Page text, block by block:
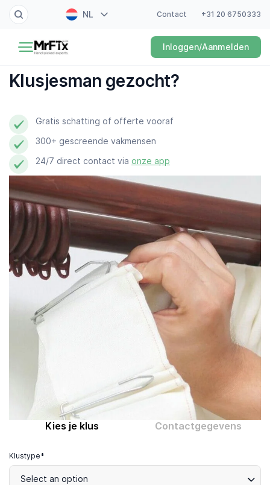
NL
ES
Contact +31 20 6750333
Inloggen/Aanmelden
Schilder
Elektricien
Loodgieter
Slotenmaker
Witgoedmonteur
Hovenier
Schoonmaker
Computer expert
Log in als vakman
Klusjesman gezocht?
Gratis schatting of offerte vooraf
300+ gescreende vakmensen
24/7 direct contact via onze app
Kies je klus Contactgegevens
Klustype*
Select an option